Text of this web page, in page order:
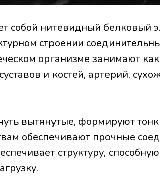
собой нитевидный белковый
строении
организме занимают
и костей, артерий,
вытянутые, формируют
обеспечивают прочные
структуру,